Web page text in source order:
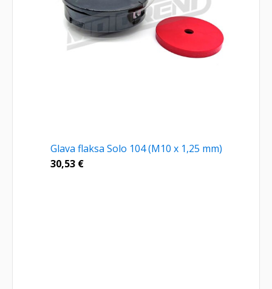
Glava flaksa Solo 104 (M10 x 1,25 mm)
30,53 €